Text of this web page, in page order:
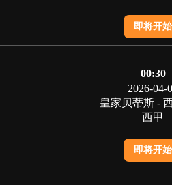
即将开始
00:30
2026-04-
皇家贝蒂斯 -
西甲
即将开始